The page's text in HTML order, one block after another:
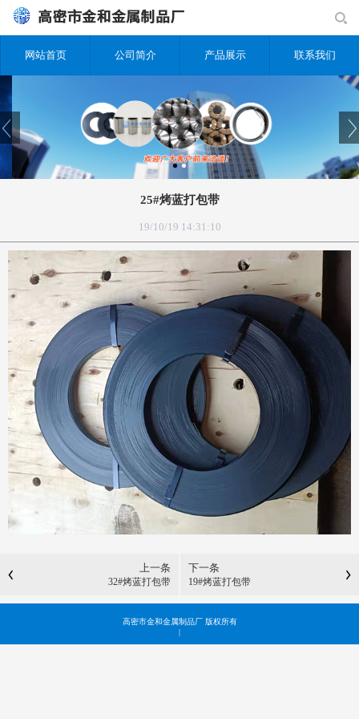
网站首页 公司简介 产品展示 联系我们
25#烤蓝打包带
19/10/19 14:31:10
上一条
32#烤蓝打包带
下一条
19#烤蓝打包带
高密市金和金属制品厂 版权所有
|